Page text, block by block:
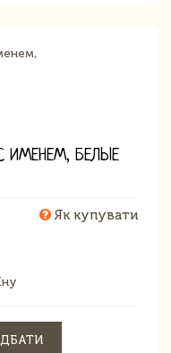
ИМЕНЕМ, БЕЛЫЕ
Як купувати